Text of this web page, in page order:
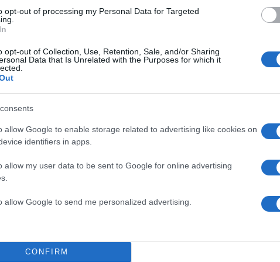
opt-out of processing my Personal Data for Targeted
opt-out of Collection, Use, Retention, Sale, and/or Sharing
Data that Is Unrelated with the Purposes for which it
allow Google to enable storage related to advertising like cookies on
identifiers in apps.
allow my user data to be sent to Google for online advertising
allow Google to send me personalized advertising.
CONFIRM
να ανοίξει ο κύκλος των ερευνών σε όλη την Κρήτη,
αν εμπλέκονται και άλλοι στη δράση της εγκληματικής